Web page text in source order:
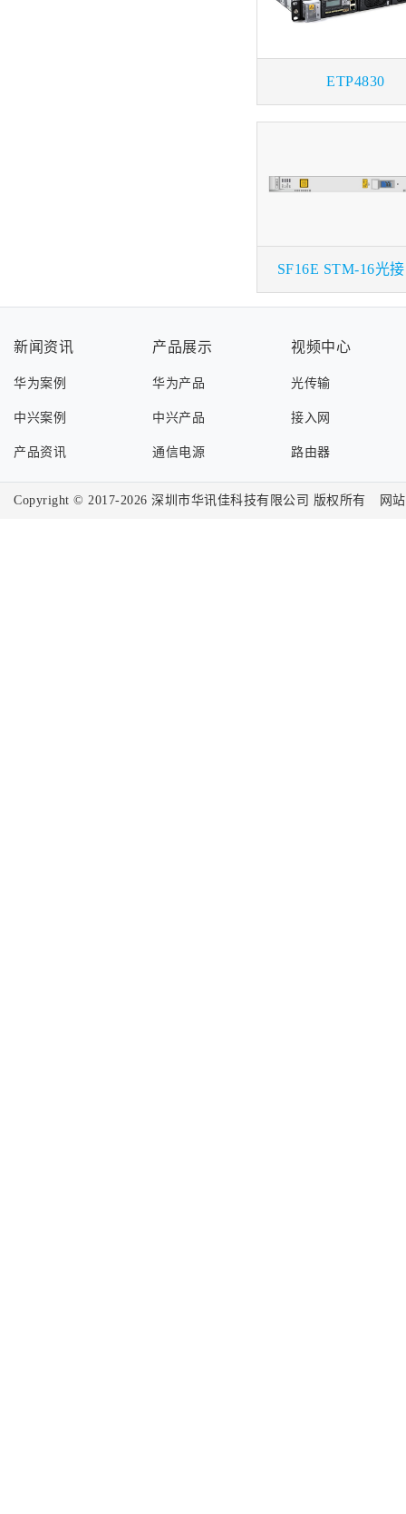
ETP4830
SF16E STM-16光
新闻资讯
华为案例
中兴案例
产品资讯
产品展示
华为产品
中兴产品
通信电源
视频中心
光传输
接入网
路由器
Copyright © 2017-2026 深圳市华讯佳科技有限公司 版权所有 网